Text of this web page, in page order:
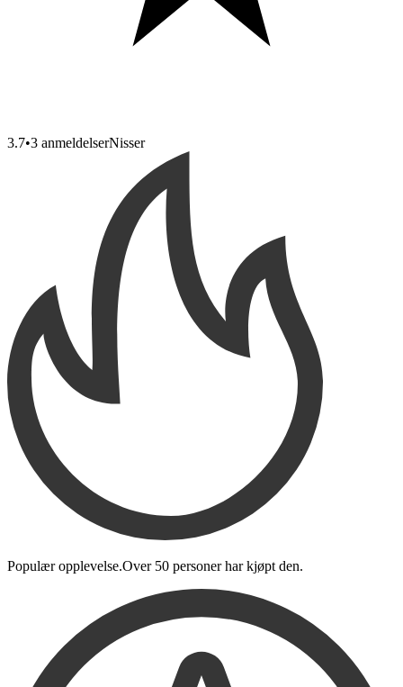
3.7•3 anmeldelserNisser
Populær opplevelse.Over 50 personerhar kjøpt den.